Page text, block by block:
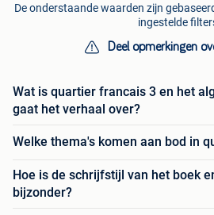
De onderstaande waarden zijn
ingestelde
Deel opmerkingen
Wat is quartier francais 3 en het
gaat het verhaal over?
Welke thema's komen aan bod in
Hoe is de schrijfstijl van het boek
bijzonder?